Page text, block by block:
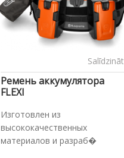
Salīdzināt
Ремень аккумулятора
FLEXI
Изготовлен из
высококачественных
материалов и разраб�